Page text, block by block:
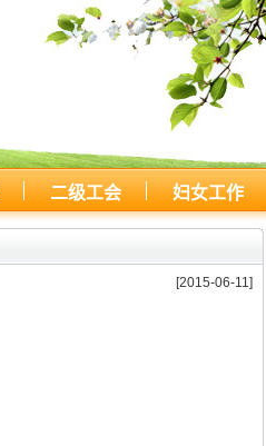
二级工会 妇女工作
[2015-06-11]